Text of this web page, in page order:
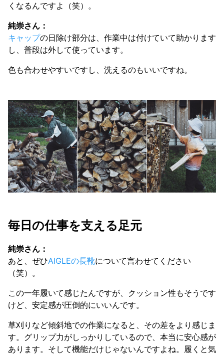
くなるんですよ（笑）。
純崇さん：
キャップの日除け部分は、作業中は付けていて助かります
し、普段は外して使っています。
色も合わせやすいですし、洗えるのもいいですね。
毎日の仕事を支える足元
純崇さん：
あと、ぜひAIGLEの長靴について言わせてください
（笑）。
この一年履いて感じたんですが、クッション性もそうです
けど、安定感が圧倒的にいいんです。
草刈りなど傾斜地での作業になると、その差をより感じま
す。グリップ力がしっかりしているので、本当に安心感が
あります。そして機能だけじゃないんですよね。履くと気